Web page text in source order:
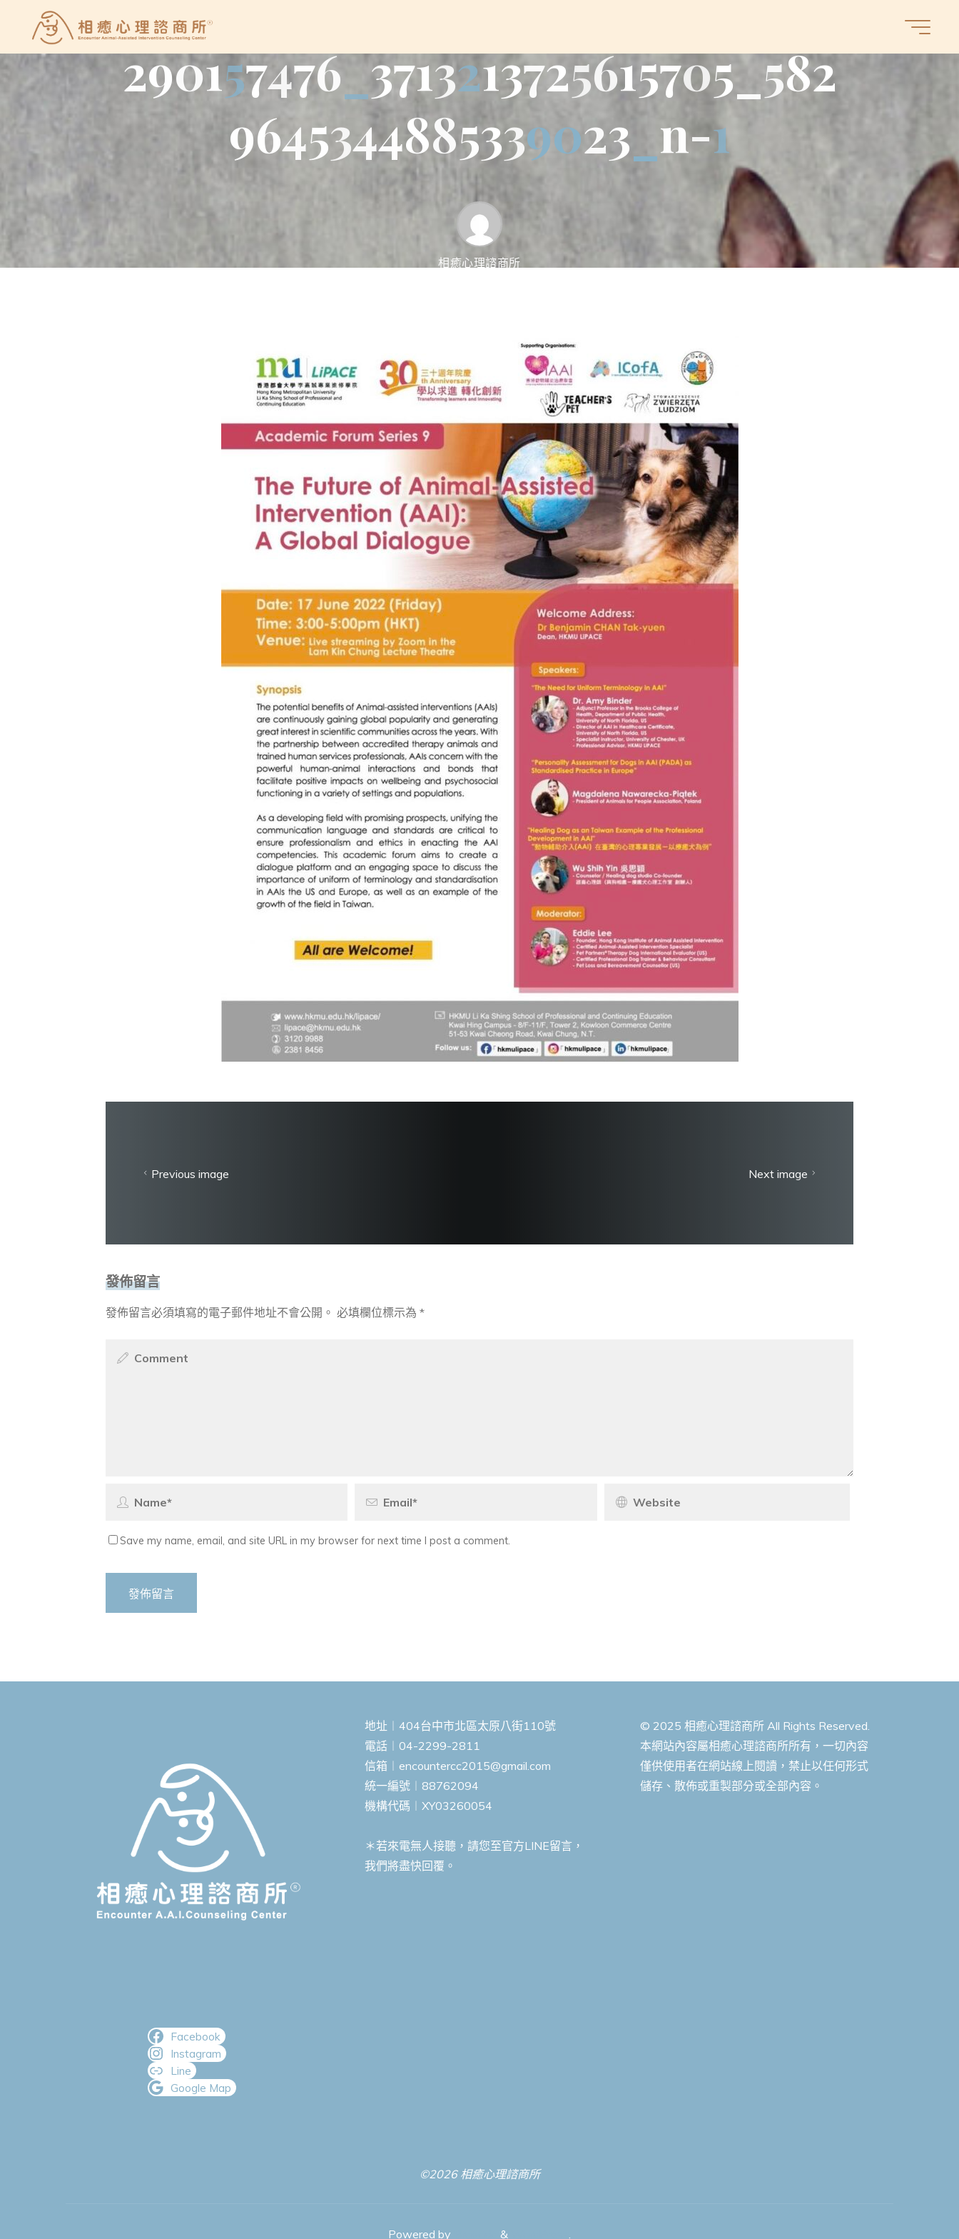
癒
心
理
商
所
290157476_3713213725615705_582
9645344885339023 n-1
相癒心理諮商所
Previous image Next image
發佈留言
發佈留言必須填寫的電子郵件地址不會公開。 必填欄位標示為 *
Save my name, email, and site URL in my browser for next time I post a comment.
地址︱404台中市北區太原八街110號
電話︱04-2299-2811
信箱︱ encountercc2015@gmail.com
統一編號︱88762094
機構代碼︱XY03260054
＊若來電無人接聽，請您至官方LINE留言，
我們將盡快回覆。
© 2025 相癒心理諮商所 All Rights Reserved.
本網站內容屬相癒心理諮商所所有，一切內容
僅供使用者在網站線上閱讀，禁止以任何形式
儲存、散佈或重製部分或全部內容。
Facebook
Instagram
Line
Google Map
©2026 相癒心理諮商所
Powered by &